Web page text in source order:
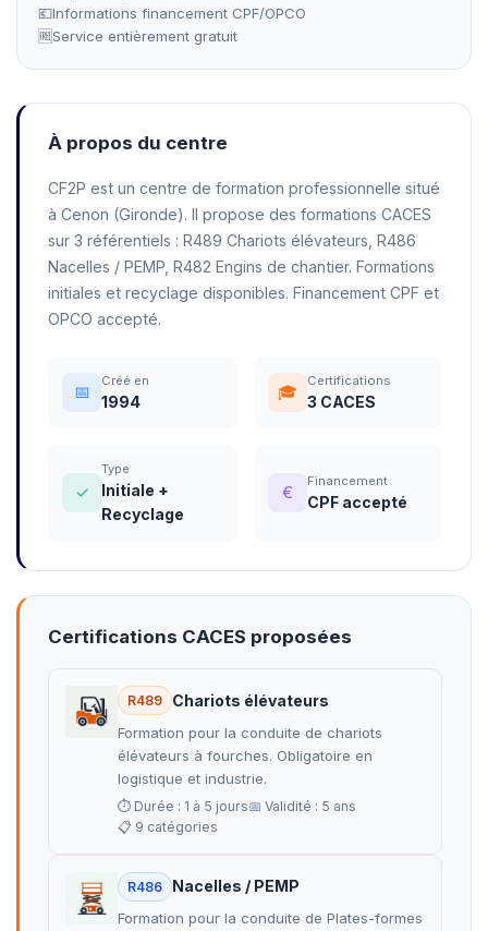
À propos du centre
CF2P est un centre de formation professionnelle situé
à Cenon (Gironde). Il propose des formations CACES
sur 3 référentiels : R489 Chariots élévateurs, R486
Nacelles / PEMP, R482 Engins de chantier. Formations
initiales et recyclage disponibles. Financement CPF et
OPCO accepté.
📅
Créé en
1994 🎓
Certifications
3 CACES
✓
Type
Initiale +
Recyclage
€
Financement
CPF accepté
Certifications CACES proposées
R489 Chariots élévateurs
Formation pour la conduite de chariots
élévateurs à fourches. Obligatoire en
logistique et industrie.
⏱ Durée : 1 à 5 jours📅 Validité : 5 ans
📋 9 catégories
R486 Nacelles / PEMP
Formation pour la conduite de Plates-formes
💶Informations financement CPF/OPCO
🆓Service entièrement gratuit